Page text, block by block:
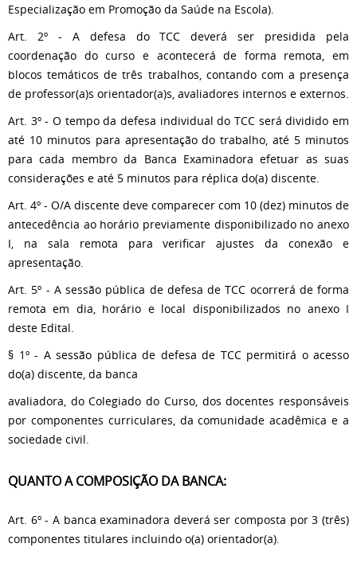
Especialização em Promoção da Saúde na Escola).
Art. 2º - A defesa do TCC deverá ser presidida pela
coordenação do curso e acontecerá de forma remota, em
blocos temáticos de três trabalhos, contando com a presença
de professor(a)s orientador(a)s, avaliadores internos e externos.
Art. 3º - O tempo da defesa individual do TCC será dividido em
até 10 minutos para apresentação do trabalho, até 5 minutos
para cada membro da Banca Examinadora efetuar as suas
considerações e até 5 minutos para réplica do(a) discente.
Art. 4º - O/A discente deve comparecer com 10 (dez) minutos de
antecedência ao horário previamente disponibilizado no anexo
I, na sala remota para verificar ajustes da conexão e
apresentação.
Art. 5º - A sessão pública de defesa de TCC ocorrerá de forma
remota em dia, horário e local disponibilizados no anexo I
deste Edital.
§ 1º - A sessão pública de defesa de TCC permitirá o acesso
do(a) discente, da banca
avaliadora, do Colegiado do Curso, dos docentes responsáveis
por componentes curriculares, da comunidade acadêmica e a
sociedade civil.
QUANTO A COMPOSIÇÃO DA BANCA:
Art. 6º - A banca examinadora deverá ser composta por 3 (três)
componentes titulares incluindo o(a) orientador(a).